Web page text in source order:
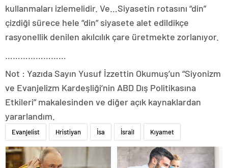
kullanmaları izlemelidir. Ve…Siyasetin rotasını “din”
çizdiği sürece hele “din” siyasete alet edildikçe
rasyonellik denilen akılcılık çare üretmekte zorlanıyor.
Not : Yazıda Sayın Yusuf İzzettin Okumuş’un “Siyonizm
ve Evanjelizm Kardeşliği’nin ABD Dış Politikasına
Etkileri” makalesinden ve diğer açık kaynaklardan
yararlandım.
Evanjelist Hristiyan İsa İsrail Kıyamet